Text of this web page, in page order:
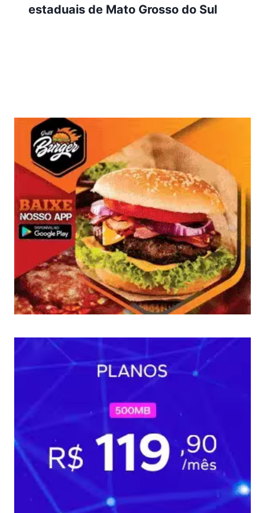
estaduais de Mato Grosso do Sul